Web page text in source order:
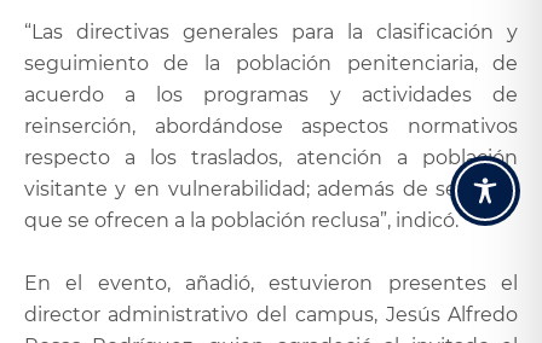
“Las directivas generales para la clasificación y
seguimiento de la población penitenciaria, de
acuerdo a los programas y actividades de
reinserción, abordándose aspectos normativos
respecto a los traslados, atención a población
visitante y en vulnerabilidad; además de servicios
que se ofrecen a la población reclusa”, indicó.
En el evento, añadió, estuvieron presentes el
director administrativo del campus, Jesús Alfredo